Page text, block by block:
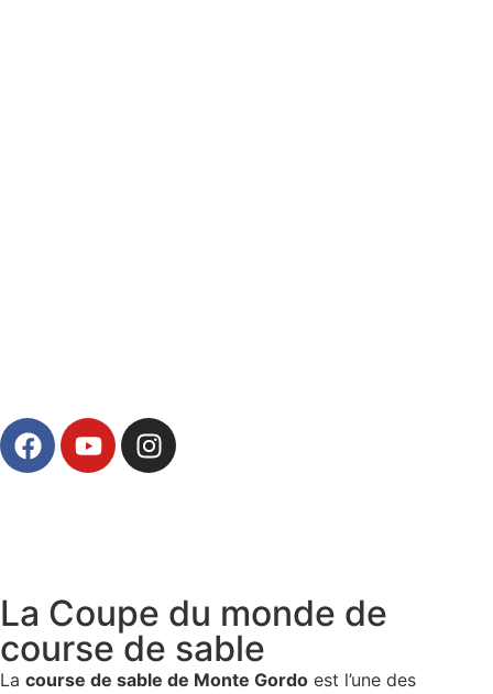
La Coupe du monde de
course de sable
La course de sable de Monte Gordo est l’une des